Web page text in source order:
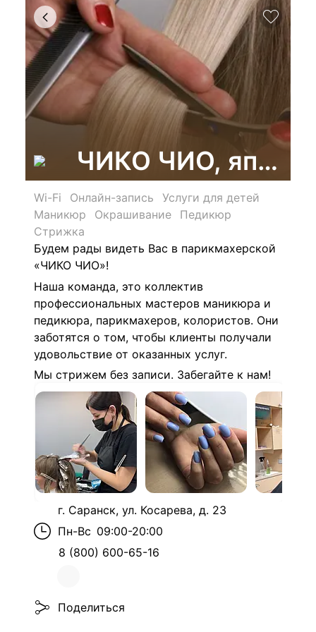
ЧИКО ЧИО,
Wi-Fi Онлайн-запись
Услуги для детей
Маникюр
Окрашивание
Педикюр
Стрижка
Будем рады видеть Вас в парикмахерской
«ЧИКО ЧИО»!
Наша команда, это коллектив
профессиональных мастеров маникюра и
педикюра, парикмахеров, колористов. Они
заботятся о том, чтобы клиенты получали
удовольствие от оказанных услуг.
Мы стрижем без записи. Забегайте к нам!
г. Саранск, ул. Косарева, д. 23
Пн-Вс 09:00-20:00
8 (800) 600-65-16
Поделиться